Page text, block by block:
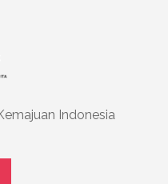
Indonesia